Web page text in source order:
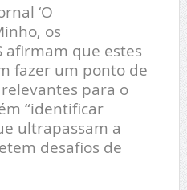
‘O
os
afirmam que estes
fazer um ponto de
para o
“identificar
ultrapassam a
desafios de